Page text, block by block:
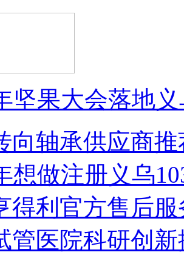
坚果大会落地
向轴承供应商
想做注册义乌
得利官方售后
管医院科研创